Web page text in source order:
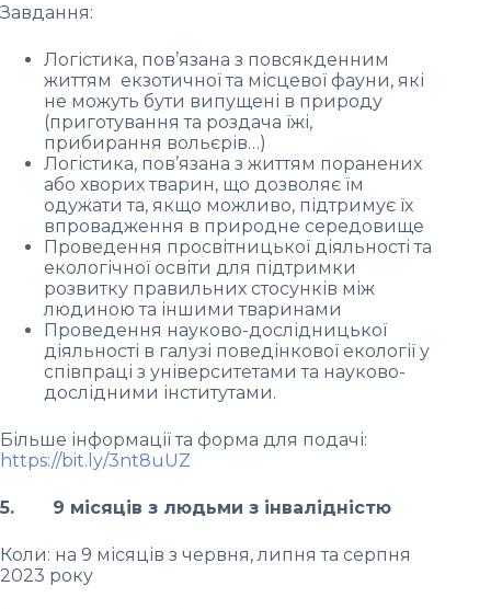
Завдання:
Логістика, пов’язана з повсякденним
життям екзотичної та місцевої фауни, які
не можуть бути випущені в природу
(приготування та роздача їжі,
прибирання вольєрів…)
Логістика, пов’язана з життям поранених
або хворих тварин, що дозволяє їм
одужати та, якщо можливо, підтримує їх
впровадження в природне середовище
Проведення просвітницької діяльності та
екологічної освіти для підтримки
розвитку правильних стосунків між
людиною та іншими тваринами
Проведення науково-дослідницької
діяльності в галузі поведінкової екології у
співпраці з університетами та науково-
дослідними інститутами.
Більше інформації та форма для подачі:
https://bit.ly/3nt8uUZ
5. 9 місяців з людьми з інвалідністю
Коли: на 9 місяців з червня, липня та серпня
2023 року